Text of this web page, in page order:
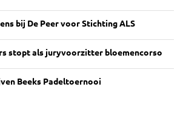
bij De Peer voor Stichting ALS
stopt als juryvoorzitter bloemencorso
Beeks Padeltoernooi